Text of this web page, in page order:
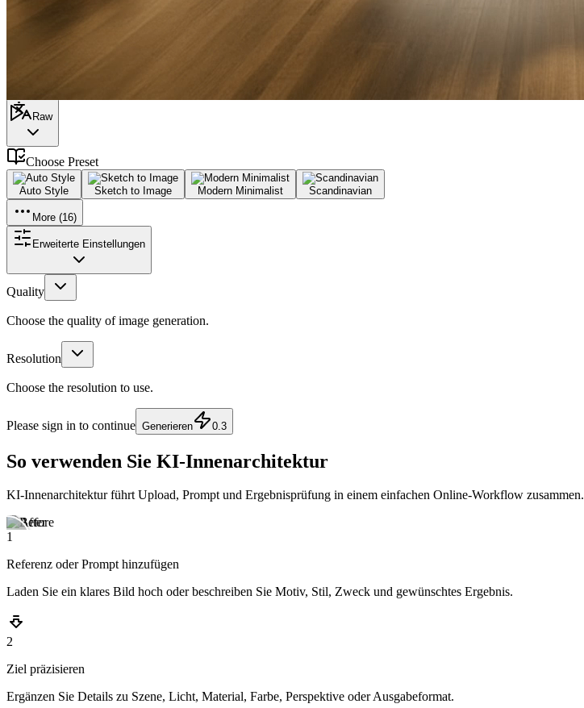
Optimieren
Raw
Choose Preset
Auto Style Sketch to Image Modern Minimalist Scandinavian
More (16)
Erweiterte Einstellungen
Quality
Choose the quality of image generation.
Resolution
Choose the resolution to use.
Please sign in to continue Generieren 0.3
So verwenden Sie KI-Innenarchitektur
KI-Innenarchitektur führt Upload, Prompt und Ergebnisprüfung in einem einfachen Online-Workflow zusammen.
1
Referenz oder Prompt hinzufügen
Laden Sie ein klares Bild hoch oder beschreiben Sie Motiv, Stil, Zweck und gewünschtes Ergebnis.
2
Ziel präzisieren
Ergänzen Sie Details zu Szene, Licht, Material, Farbe, Perspektive oder Ausgabeformat.